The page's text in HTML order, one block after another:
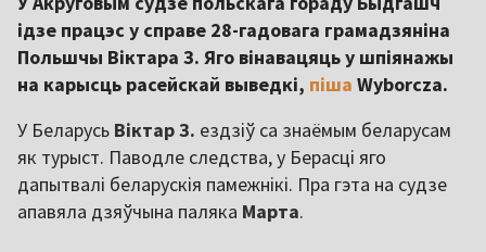
ідзе працэс у справе 28-гадовага грамадзяніна
Польшчы Віктара З. Яго вінавацяць у шпіянажы
на карысць расейскай выведкі, піша Wyborcza.
У Беларусь Віктар З. ездзіў са знаёмым беларусам
як турыст. Паводле следства, у Берасці яго
дапытвалі беларускія памежнікі. Пра гэта на судзе
апавяла дзяўчына паляка Марта.